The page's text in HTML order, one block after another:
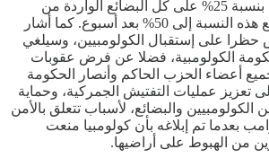
وفرض رسوم جمركية بنسبة 25% على كل البضائع الواردة من
كولومبيا، على أن ترتفع هذه النسبة إلى 50% بعد أسبوع. كما أشار
على إستقبال الكولومبيين، وسيلغي
الكولومبية، فضلا عن فرض عقوبات
أعضاء الحزب الحاكم وأنصار الحكومة
إلى تعزيز عمليات التفتيش الجمركية، وحماية
الكولومبيين والبضائع، لأسباب تتعلق بالأمن
بعدما تم إبلاغه بأن كولومبيا منعت
من الهبوط على أراضيها.